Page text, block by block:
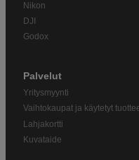
Nikon
DJI
Godox
Palvelut
Yritysmyynti
Vaihtokaupat ja käytetyt
Lahjakortti
Kuvataide